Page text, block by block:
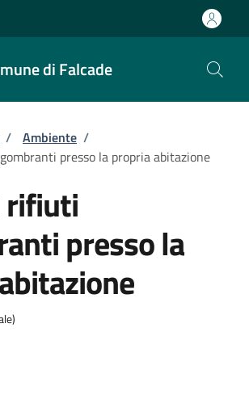
di Falcade
pane
/ Ambiente /
presso la propria abitazione
rifiuti
presso la